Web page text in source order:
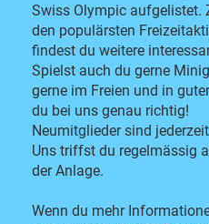
Swiss Olympic aufgelistet.
den populärsten
findest du weitere
Spielst auch du gerne
gerne im Freien und in
du bei uns genau richtig!
Neumitglieder sind
Uns triffst du regelmässig
der Anlage.
Wenn du mehr